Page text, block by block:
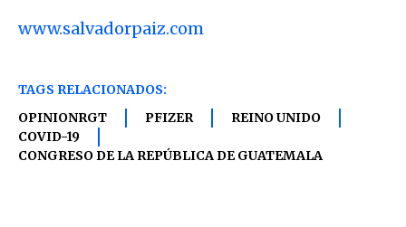
www.salvadorpaiz.com
TAGS RELACIONADOS:
OPINIONRGT
PFIZER
REINO UNIDO
COVID-19
CONGRESO DE LA REPÚBLICA DE GUATEMALA